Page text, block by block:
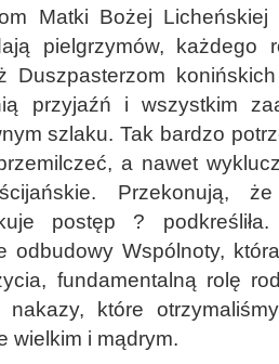
Matki Bożej
pielgrzymów, każdego
Duszpasterzom
przyjaźń i wszystkim
szlaku. Tak bardzo
a nawet
Przekonują,
postęp ?
odbudowy Wspólnoty,
fundamentalną rolę
nakazy, które
wielkim i mądrym.